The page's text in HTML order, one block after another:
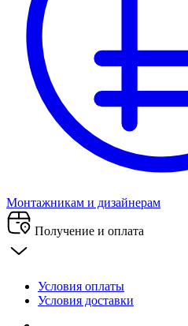
Монтажникам и дизайнерам
Получение и оплата
Условия оплаты
Условия доставки